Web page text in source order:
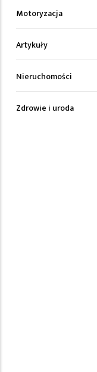
Motoryzacja
Artykuły
Nieruchomości
Zdrowie i uroda